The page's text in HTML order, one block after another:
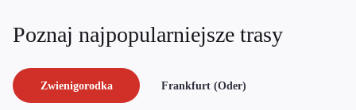
Poznaj najpopularniejsze trasy
Zwienigorodka Frankfurt (Oder)